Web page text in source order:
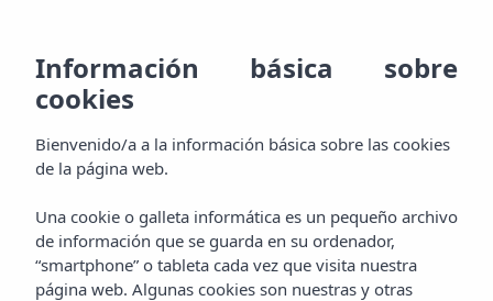
MENU
EN
FR
000
Descansa
Experimenta
Paquetes
Mímate
Información básica sobre
cookies
Bienvenido/a a la información básica sobre las cookies
de la página web.
Una cookie o galleta informática es un pequeño archivo
de información que se guarda en su ordenador,
“smartphone” o tableta cada vez que visita nuestra
página web. Algunas cookies son nuestras y otras